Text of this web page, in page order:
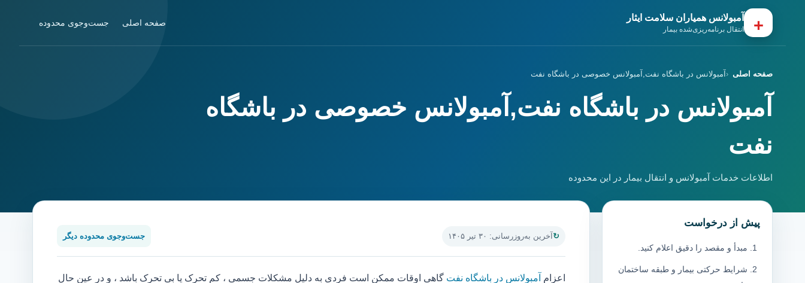
+ آمبولانس همیاران سلامت ایثار
انتقال برنامه‌ریزی‌شده بیمار
صفحه اصلی جست‌وجوی محدوده
صفحه اصلی آمبولانس در باشگاه نفت,آمبولانس خصوصی در باشگاه نفت
آمبولانس در باشگاه نفت,آمبولانس خصوصی در باشگاه
نفت
اطلاعات خدمات آمبولانس و انتقال بیمار در این محدوده
آخرین به‌روزرسانی: ۳۰ تیر ۱۴۰۵ جست‌وجوی محدوده دیگر
اعزام آمبولانس در باشگاه نفت گاهی اوقات ممکن است فردی به دلیل مشکلات جسمی ، کم تحرک یا بی تحرک باشد ، و در عین حال
پیش از درخواست
مبدأ و مقصد را دقیق اعلام کنید.
شرایط حرکتی بیمار و طبقه ساختمان